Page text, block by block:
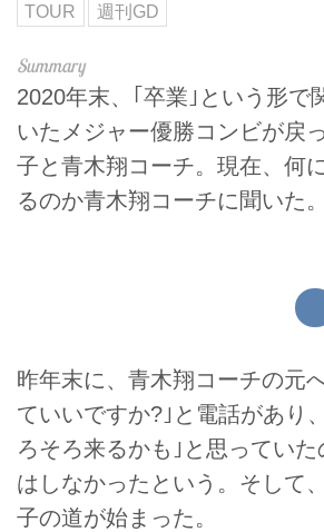
TOUR 週刊GD
2020年末、｢卒業｣という形で
いたメジャー優勝コンビが戻
子と青木翔コーチ。現在、何
るのか青木翔コーチに聞いた。
昨年末に、青木翔コーチの元
ていいですか?｣と電話があり
ろそろ来るかも｣と思っていた
はしなかったという。そして
子の道が始まった。